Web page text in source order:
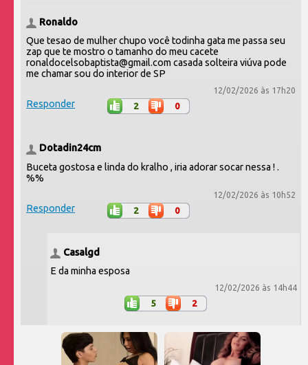
Ronaldo
Que tesao de mulher chupo você todinha gata me passa seu
zap que te mostro o tamanho do meu cacete
ronaldocelsobaptista@gmail.com casada solteira viúva pode
me chamar sou do interior de SP
12/02/2026 às 17h20
Responder 2 0
Dotadin24cm
Buceta gostosa e linda do kralho , iria adorar socar nessa ! .
%%
12/02/2026 às 10h52
Responder 2 0
Casalgd
E da minha esposa
12/02/2026 às 14h44
5 2